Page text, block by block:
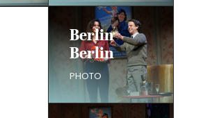
Berlin
Berlin
PHOTO